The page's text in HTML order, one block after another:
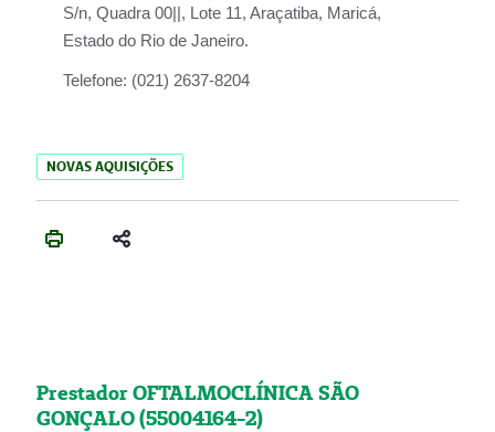
S/n, Quadra 00||, Lote 11, Araçatiba, Maricá,
Estado do Rio de Janeiro.
Telefone: (021) 2637-8204
NOVAS AQUISIÇÕES
Prestador OFTALMOCLÍNICA SÃO
GONÇALO (55004164-2)